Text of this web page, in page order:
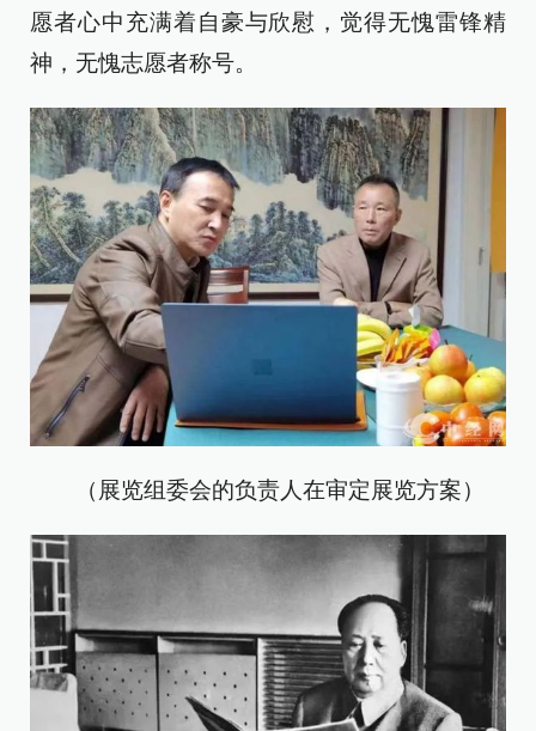
愿者心中充满着自豪与欣慰，觉得无愧雷锋精
神，无愧志愿者称号。
（展览组委会的负责人在审定展览方案）